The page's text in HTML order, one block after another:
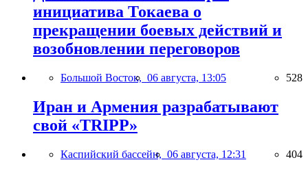
инициатива Токаева о
прекращении боевых действий и
возобновлении переговоров
Большой Восток, 06 августа, 13:05 528
Иран и Армения разрабатывают
свой «TRIPP»
Каспийский бассейн, 06 августа, 12:31 404